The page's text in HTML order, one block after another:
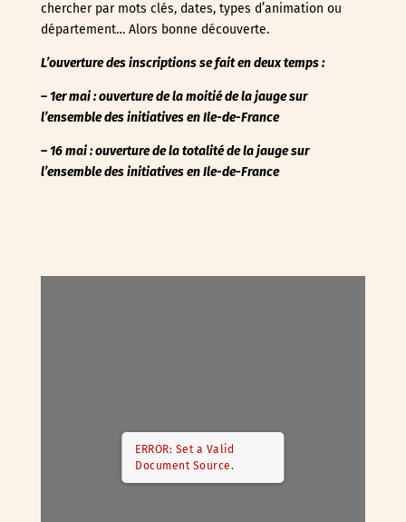
chercher par mots clés, dates, types d’animation ou
département… Alors bonne découverte.
L’ouverture des inscriptions se fait en deux temps :
– 1er mai : ouverture de la moitié de la jauge sur
l’ensemble des initiatives en Ile-de-France
– 16 mai : ouverture de la totalité de la jaugesur
l’ensemble des initiatives en Ile-de-France
ERROR: Set a Valid
Document Source.